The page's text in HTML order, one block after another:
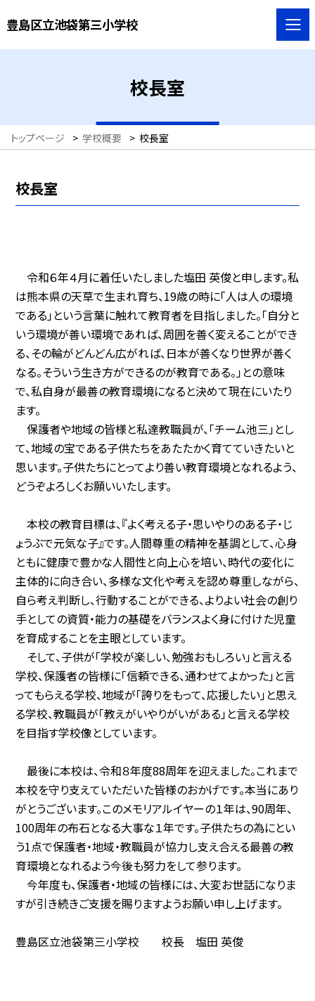
豊島区立池袋第三小学校
校長室
トップページ > 学校概要 > 校長室
校長室
令和６年４月に着任いたしました塩田 英俊と申します。私
は熊本県の天草で生まれ育ち、19歳の時に「人は人の環境
である」という言葉に触れて教育者を目指しました。「自分と
いう環境が善い環境であれば、周囲を善く変えることができ
る、その輪がどんどん広がれば、日本が善くなり世界が善く
なる。そういう生き方ができるのが教育である。」との意味
で、私自身が最善の教育環境になると決めて現在にいたり
ます。
保護者や地域の皆様と私達教職員が、「チーム池三」とし
て、地域の宝である子供たちをあたたかく育てていきたいと
思います。子供たちにとってより善い教育環境となれるよう、
どうぞよろしくお願いいたします。
本校の教育目標は、『よく考える子・思いやりのある子・じ
ょうぶで元気な子』です。人間尊重の精神を基調として、心身
ともに健康で豊かな人間性と向上心を培い、時代の変化に
主体的に向き合い、多様な文化や考えを認め尊重しながら、
自ら考え判断し、行動することができる、よりよい社会の創り
手としての資質・能力の基礎をバランスよく身に付けた児童
を育成することを主眼としています。
そして、子供が「学校が楽しい、勉強おもしろい」と言える
学校、保護者の皆様に「信頼できる、通わせてよかった」と言
ってもらえる学校、地域が「誇りをもって、応援したい」と思え
る学校、教職員が「教えがいやりがいがある」と言える学校
を目指す学校像としています。
最後に本校は、令和８年度88周年を迎えました。これまで
本校を守り支えていただいた皆様のおかげです。本当にあり
がとうございます。このメモリアルイヤーの１年は、90周年、
100周年の布石となる大事な１年です。子供たちの為にとい
う1点で保護者・地域・教職員が協力し支え合える最善の教
育環境となれるよう今後も努力をして参ります。
今年度も、保護者・地域の皆様には、大変お世話になりま
すが引き続きご支援を賜りますようお願い申し上げます。
豊島区立池袋第三小学校 校長 塩田 英俊